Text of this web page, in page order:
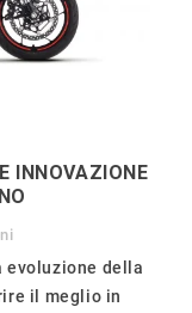
INNOVAZIONE
evoluzione della
il meglio in